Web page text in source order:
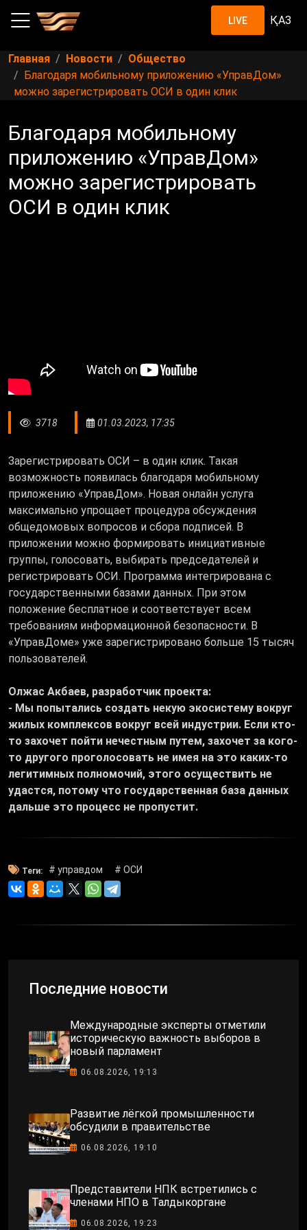
LIVE ҚАЗ
Главная Новости
Общество
Благодаря мобильному приложению «УправДом»
можно зарегистрировать ОСИ в один клик
Благодаря мобильному
приложению «УправДом»
можно зарегистрировать
ОСИ в один клик
3718 01.03.2023, 17:35
Зарегистрировать ОСИ – в один клик. Такая
возможность появилась благодаря мобильному
приложению «УправДом». Новая онлайн услуга
максимально упрощает процедура обсуждения
общедомовых вопросов и сбора подписей. В
приложении можно формировать инициативные
группы, голосовать, выбирать председателей и
регистрировать ОСИ. Программа интегрирована с
государственными базами данных. При этом
положение бесплатное и соответствует всем
требованиям информационной безопасности. В
«УправДоме» уже зарегистрировано больше 15 тысяч
пользователей.
Олжас Акбаев, разработчик проекта:
- Мы попытались создать некую экосистему вокруг
жилых комплексов вокруг всей индустрии. Если кто-
то захочет пойти нечестным путем, захочет за кого-
то другого проголосовать не имея на это каких-то
легитимных полномочий, этого осуществить не
удастся, потому что государственная база данных
дальше это процесс не пропустит.
Теги: # управдом # ОСИ
Последние новости
Международные эксперты отметили
историческую важность выборов в
новый парламент
06.08.2026, 19:13
Развитие лёгкой промышленности
обсудили в правительстве
06.08.2026, 19:10
Представители НПК встретились с
членами НПО в Талдыкоргане
06.08.2026, 19:23